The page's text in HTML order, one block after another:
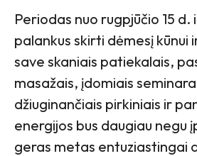
Periodas nuo rugpjūčio 15 d.
palankus skirti dėmesį kūnui
save skaniais patiekalais,
masažais, įdomiais
džiuginančiais pirkiniais ir
energijos bus daugiau negu
geras metas entuziastingai